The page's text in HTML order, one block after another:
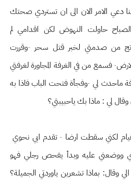
دعي الامر الان الى ان تستردي صحتك
حديث٠ وفي الصباح حاولت النهوض لكن اقدامي لم
تساعدني فقلت ان هذا ناتج من صدمتي لخبر قتل سحر ٠وقررت
النهوض لكني سقطت على الارض٠ فسمع من في الغرفة المجاورة لغرفتي
سقوطي ٠فركض الجميع لمعرفة ماحدث لي ٠وفجأة فتحت الباب فاذا به
قلت: لااعلم ياابي حاولت القيام لكني سقطت ارضا ٠ تقدم ابي نحوي
ووضعني عليه وبدأ يفحص رجلي فهو
بماذا تشعرين ياوردتي الجميلة؟